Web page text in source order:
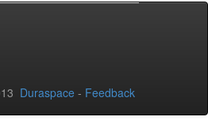
Duraspace - Feedback